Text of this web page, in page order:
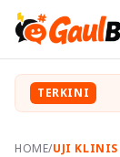
TERKINI
HOME/UJI KLINIS